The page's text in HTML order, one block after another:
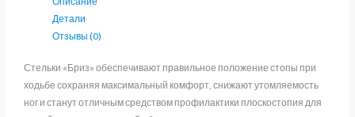
Детали
Отзывы (0)
Стельки «Бриз» обеспечивают правильное положение стопы при
ходьбе сохраняя максимальный комфорт, снижают утомляемость
ног и станут отличным средством профилактики плоскостопия для